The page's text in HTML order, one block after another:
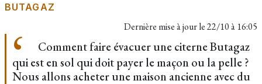
BUTAGAZ
Dernière mise à jour le22/10 à 16:05
Comment faire évacuer une citerne Butagaz
qui est en sol qui doit payer le maçon ou la pelle ?
Nous allons acheter une maison ancienne avec du